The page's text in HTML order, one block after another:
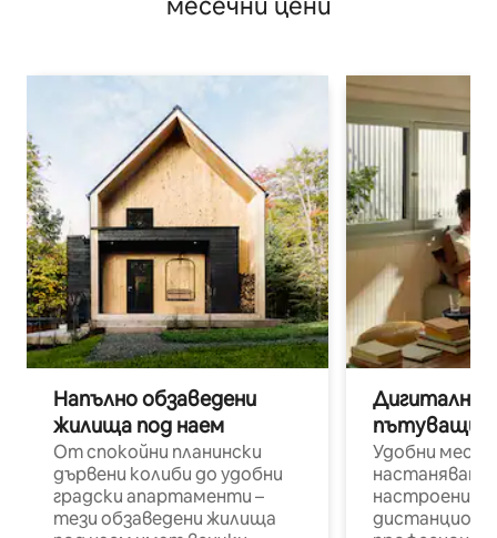
месечни цени
Напълно обзаведени
жилища под наем
От спокойни планински
дървени колиби до удобни
градски апартаменти –
тези обзаведени жилища
Дигитални
пътуващи
Удобни
настаняване
настроени и